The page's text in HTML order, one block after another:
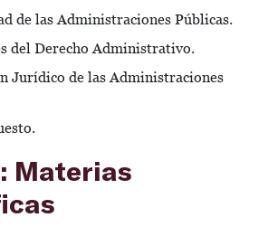
de las Administraciones Públicas.
del Derecho Administrativo.
Jurídico de las Administraciones
Materias